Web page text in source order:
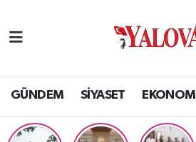
GÜNDEM SİYASET EKONOMİ
SİYASET
EKONOMİ
Yalova Nöbetçi Eczaneler
Yalova Hava Durumu
Yalova Namaz Vakitleri